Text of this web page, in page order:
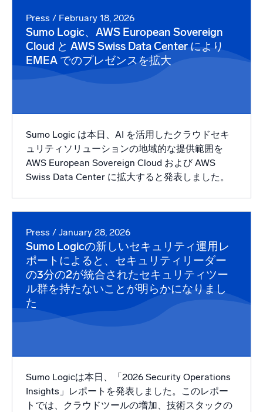
Press / February 18, 2026
Sumo Logic、AWS European Sovereign
Cloud と AWS Swiss Data Center により
EMEA でのプレゼンスを拡大
Sumo Logic は本日、AI を活用したクラウドセキ
ュリティソリューションの地域的な提供範囲を
AWS European Sovereign Cloud および AWS
Swiss Data Center に拡大すると発表しました。
Press / January 28, 2026
Sumo Logicの新しいセキュリティ運用レ
ポートによると、セキュリティリーダー
の3分の2が統合されたセキュリティツー
ル群を持たないことが明らかになりまし
た
Sumo Logicは本日、「2026 Security Operations
Insights」レポートを発表しました。このレポー
トでは、クラウドツールの増加、技術スタックの